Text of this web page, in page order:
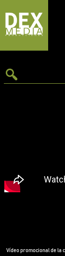
contenido
Vídeo promocional de la